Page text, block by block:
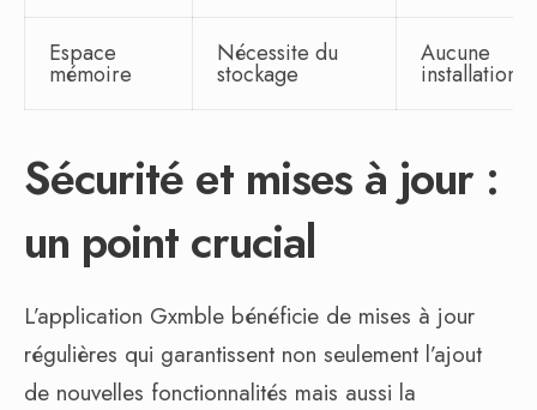
Espace
mémoire
Nécessite du
stockage
Aucune
installation
Sécurité et mises à jour :
un point crucial
L’application Gxmble bénéficie de mises à jour
régulières qui garantissent non seulement l’ajout
de nouvelles fonctionnalités mais aussi la